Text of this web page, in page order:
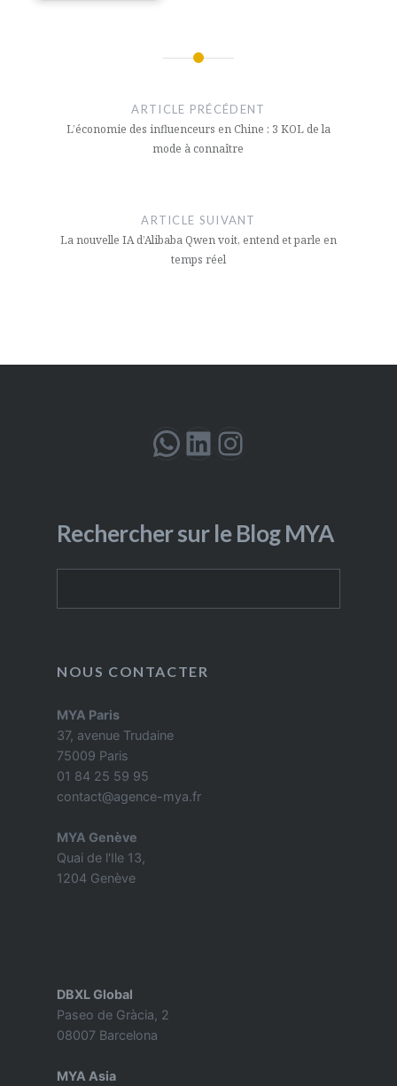
l’article
ARTICLE PRÉCÉDENT
L’économie des influenceurs en Chine : 3 KOL de la
mode à connaître
ARTICLE SUIVANT
La nouvelle IA d’Alibaba Qwen voit, entend et parle en
temps réel
WhatsApp
LinkedIn
Instagram
Rechercher sur le Blog MYA
NOUS CONTACTER
MYA Paris
37, avenue Trudaine
75009 Paris
01 84 25 59 95
contact@agence-mya.fr
MYA Genève
Quai de l'Ile 13,
1204 Genève
DBXL Global
Paseo de Gràcia, 2
08007 Barcelona
MYA Asia